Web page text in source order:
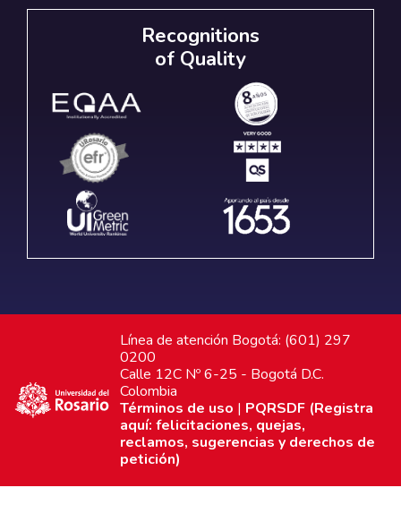
Recognitions
of Quality
Línea de atención Bogotá: (601) 297
0200
Calle 12C Nº 6-25 - Bogotá D.C.
Colombia
Términos de uso | PQRSDF (Registra
aquí: felicitaciones, quejas,
reclamos, sugerencias y derechos de
petición)